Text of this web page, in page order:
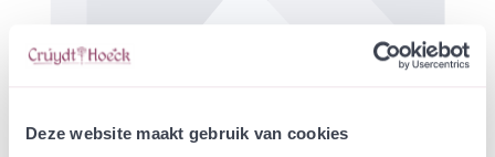
Deze website maakt gebruik van cookies
Webshop Speciaalmengsels (hidden)